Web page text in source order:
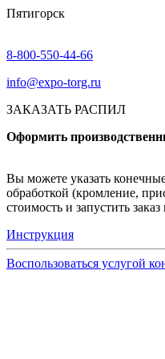
Пятигорск
8-800-550-44-66
info@expo-torg.ru
ЗАКАЗАТЬ РАСПИЛ
Оформить
Вы можете указать
обработкой (кромление,
стоимость и запустить
Инструкция
Воспользоваться услугой